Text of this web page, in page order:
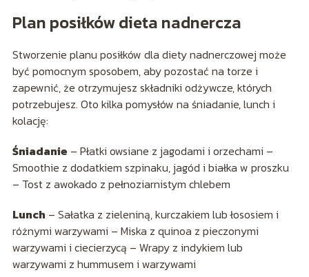
Plan posiłków dieta nadnercza
Stworzenie planu posiłków dla diety nadnerczowej może
być pomocnym sposobem, aby pozostać na torze i
zapewnić, że otrzymujesz składniki odżywcze, których
potrzebujesz. Oto kilka pomysłów na śniadanie, lunch i
kolację:
Śniadanie – Płatki owsiane z jagodami i orzechami –
Smoothie z dodatkiem szpinaku, jagód i białka w proszku
– Tost z awokado z pełnoziarnistym chlebem
Lunch – Sałatka z zieleniną, kurczakiem lub łososiem i
różnymi warzywami – Miska z quinoa z pieczonymi
warzywami i ciecierzycą – Wrapy z indykiem lub
warzywami z hummusem i warzywami